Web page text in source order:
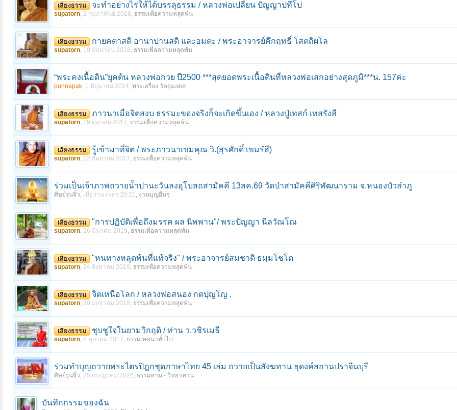
เสียงธรรม จะทำอย่างไรให้ได้บรรลุธรรม / หลวงพ่อเปลี่ยน ปัญญาปทีโป
supatorn, 2 กุมภาพันธ์ 2018, ธรรมเพื่อความหลุดพ้น
เสียงธรรม กายคตาสติ อานาปานสติ และอมตะ / พระอาจารย์คึกฤทธิ์ โสตถิผโล
supatorn, 19 มิถุนายน 2018, ธรรมเพื่อความหลุดพ้น
“พระคงเนื้อดิน”ยุคต้น หลวงพ่อกวย ปี2500 ***สุดยอดพระเนื้อดินที่หลวงพ่อเสกอย่างสุดภูมิ***น. 157ค่ะ
punnapak, 1 มิถุนายน 2014, พระเครื่อง วัตถุมงคล
เสียงธรรม ภาวนาเมื่อจิตสงบ ธรรมะของจริงก็จะเกิดขึ้นเอง / หลวงปู่เทสก์ เทสรังสี
supatorn, 29 ตุลาคม 2017, ธรรมเพื่อความหลุดพ้น
เสียงธรรม รู้เข้ามาที่จิต / พระภาวนาเขมคุณ วิ.(สุรศักดิ์ เขมรํสี)
supatorn, 22 กันยายน 2017, ธรรมเพื่อความหลุดพ้น
ร่วมเป็นเจ้าภาพถวายน้ำปานะวันลงอุโบสถสามัคคี 13สค.69 วัดป่าสามัคคีศิริพัฒนาราม จ.หนองบัวลําภู
ศิษย์รุ่นจิ๋ว, เมื่อวาน เวลา 20:21, งานบุญอื่นๆ
เสียงธรรม "การปฏิบัติเพื่อถึงมรรค ผล นิพพาน"/ พระปัญญา นีลวัณโณ
supatorn, 26 มีนาคม 2019, ธรรมเพื่อความหลุดพ้น
เสียงธรรม "หนทางหลุดพ้นที่แท้จริง" / พระอาจารย์สมชาติ ธมฺมโชโต
supatorn, 24 สิงหาคม 2019, ธรรมเพื่อความหลุดพ้น
เสียงธรรม จิตเหนือโลก / หลวงพ่อสนอง กตปุญโญ .
supatorn, 30 มกราคม 2018, ธรรมเพื่อความหลุดพ้น
เสียงธรรม ชุบชูใจในยามวิกฤติ / ท่าน ว.วชิรเมธี
supatorn, 8 ตุลาคม 2017, ธรรมเทศนาทั่วไป
ร่วมทําบุญถวายพระไตรปิฎกชุดภาษาไทย 45 เล่ม ถวายเป็นสังฆทาน ธุดงค์สถานปราจีนบุรี
ศิษย์รุ่นจิ๋ว, 25 กรกฎาคม 2026, ธรรมทาน - วิทยาทาน
บันทึกกรรมของฉัน
หน้า 1 ของ 20 1 2 3 4 → ถัดไป >